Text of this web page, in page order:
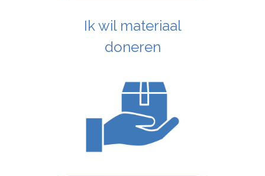
Ik wil materiaal
doneren